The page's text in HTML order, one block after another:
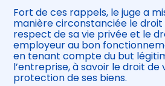
Fort de ces rappels, le juge a
manière circonstanciée le droit
respect de sa vie privée et le
employeur au bon
en tenant compte du but
l’entreprise, à savoir le droit de
protection de ses biens.